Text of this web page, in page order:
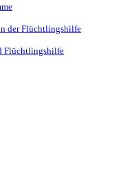
der Flüchtlingshilfe
Flüchtlingshilfe